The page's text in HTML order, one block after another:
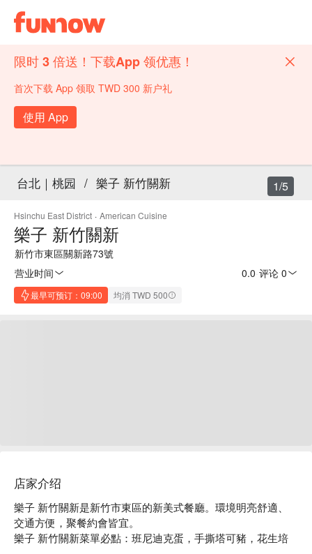
限时 3 倍送！下载App 领优惠！
首次下载 App 领取 TWD 300 新户礼
使用 App
台北｜桃园 / 樂子 新竹關新
Hsinchu East District · American Cuisine
樂子 新竹關新
新竹市東區關新路73號
营业时间
0.0 评论 0
最早可预订：09:00 均消 TWD 500
1/5
店家介绍
樂子 新竹關新是新竹市東區的新美式餐廳。環境明亮舒適、
交通方便，聚餐約會皆宜。
樂子 新竹關新菜單必點：班尼迪克蛋，手撕塔可豬，花生培